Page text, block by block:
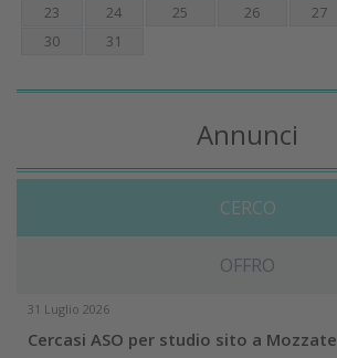
23
24 25 26 27
30
31
Annunci
CERCO
OFFRO
31 Luglio 2026
Cercasi ASO per studio sito a Mozzate